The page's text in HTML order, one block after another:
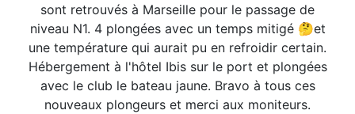
sont retrouvés à Marseille pour le passage de
niveau N1. 4 plongées avec un temps mitigé 🤔et
une température qui aurait pu en refroidir certain.
Hébergement à l'hôtel Ibis sur le port et plongées
avec le club le bateau jaune. Bravo à tous ces
nouveaux plongeurs et merci aux moniteurs.